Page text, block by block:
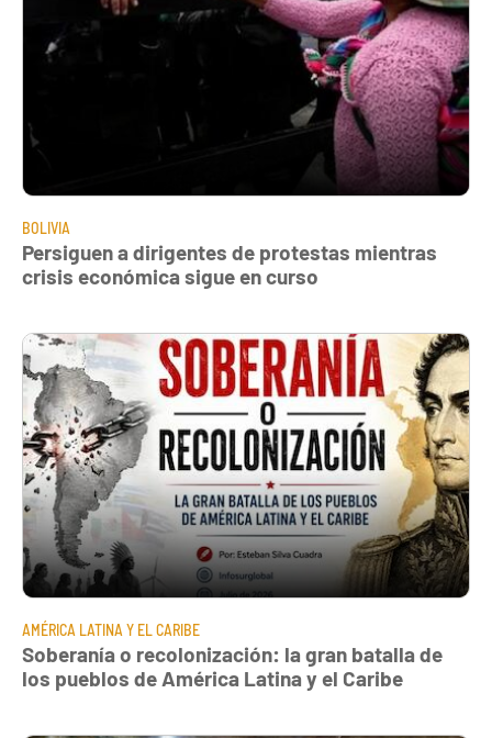
BOLIVIA
Persiguen a dirigentes de protestas mientras
crisis económica sigue en curso
AMÉRICA LATINA Y EL CARIBE
Soberanía o recolonización: la gran batalla de
los pueblos de América Latina y el Caribe